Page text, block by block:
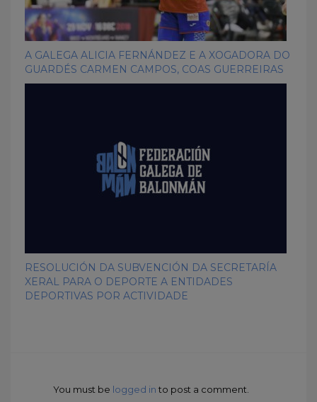
A GALEGA ALICIA FERNÁNDEZ E A XOGADORA DO
GUARDÉS CARMEN CAMPOS, COAS GUERREIRAS
RESOLUCIÓN DA SUBVENCIÓN DA SECRETARÍA
XERAL PARA O DEPORTE A ENTIDADES
DEPORTIVAS POR ACTIVIDADE
You must be logged in to post a comment.